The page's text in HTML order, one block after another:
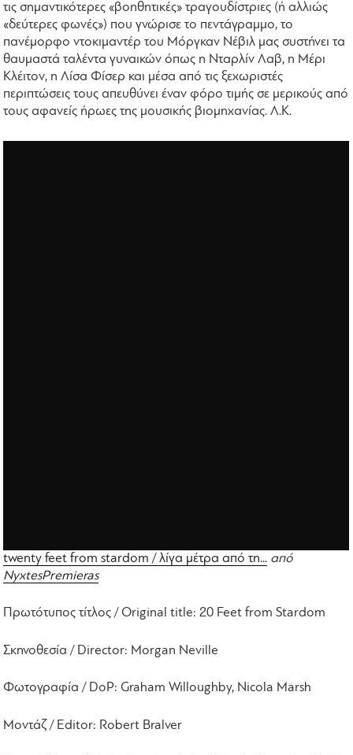
τις σημαντικότερες «βοηθητικές» τραγουδίστριες (ή αλλιώς
«δεύτερες φωνές») που γνώρισε το πεντάγραμμο, το
πανέμορφο ντοκιμαντέρ του Μόργκαν Νέβιλ μας συστήνει τα
θαυμαστά ταλέντα γυναικών όπως η Νταρλίν Λαβ, η Μέρι
Κλέιτον, η Λίσα Φίσερ και μέσα από τις ξεχωριστές
περιπτώσεις τους απευθύνει έναν φόρο τιμής σε μερικούς από
τους αφανείς ήρωες της μουσικής βιομηχανίας. Λ.Κ.
twenty feet from stardom / λίγα μέτρα από τη... από
NyxtesPremieras
Πρωτότυπος τίτλος / Original title: 20 Feet from Stardom
Σκηνοθεσία / Director: Morgan Neville
Φωτογραφία / DoP: Graham Willoughby, Nicola Marsh
Μοντάζ / Editor: Robert Bralver